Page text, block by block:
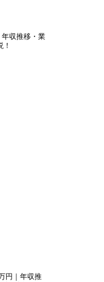
年収推移・業
円｜年収推